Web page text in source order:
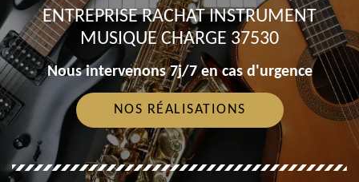
ENTREPRISE RACHAT INSTRUMENT
MUSIQUE CHARGE 37530
Nous intervenons 7j/7 en cas d'urgence
NOS RÉALISATIONS